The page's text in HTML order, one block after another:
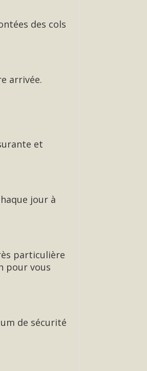
des cols
arrivée.
et
jour à
particulière
pour vous
de sécurité